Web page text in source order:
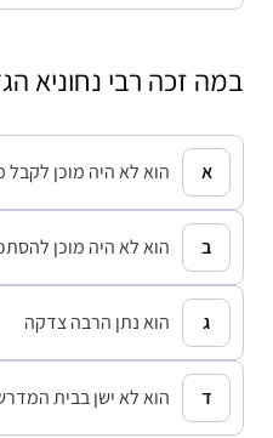
במה זכה רבי נחוניא
הוא לא היה מוכן לקבל
הוא לא היה מוכן
הוא נתן הרבה צדקה
הוא לא ישן בבית